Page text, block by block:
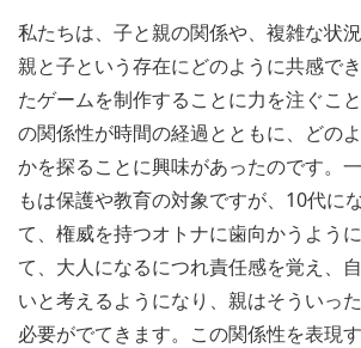
私たちは、子と親の関係や、複雑な状
親と子という存在にどのように共感で
たゲームを制作することに力を注ぐこ
の関係性が時間の経過とともに、どの
かを探ることに興味があったのです。
もは保護や教育の対象ですが、10代に
て、権威を持つオトナに歯向かうよう
て、大人になるにつれ責任感を覚え、
いと考えるようになり、親はそういっ
必要がでてきます。この関係性を表現